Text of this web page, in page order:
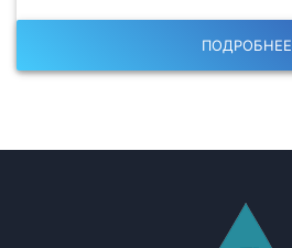
ПОДРОБНЕЕ